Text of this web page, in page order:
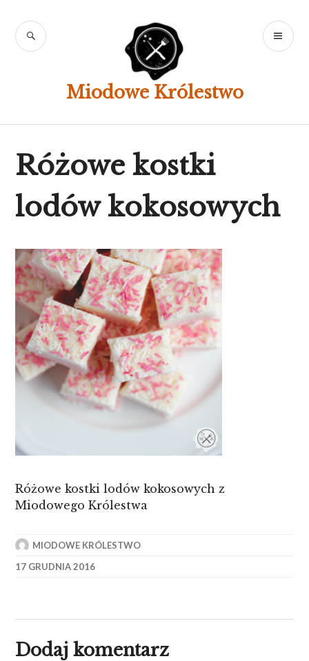
content
Miodowe Królestwo
SEARCH
Różowe kostki
lodów kokosowych
Różowe kostki lodów kokosowych z
Miodowego Królestwa
MIODOWE KRÓLESTWO
17 GRUDNIA 2016
Dodaj komentarz